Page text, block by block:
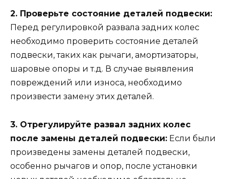
2. Проверьте состояние деталей подвески:
Перед регулировкой развала задних колес
необходимо проверить состояние деталей
подвески, таких как рычаги, амортизаторы,
шаровые опоры и т.д. В случае выявления
повреждений или износа, необходимо
произвести замену этих деталей.
3. Отрегулируйте развал задних колес
после замены деталей подвески: Если были
произведены замены деталей подвески,
особенно рычагов и опор, после установки